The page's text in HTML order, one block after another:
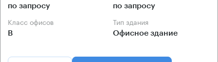
по запросу по запросу
Класс офисов
B
Тип здания
Офисное здание